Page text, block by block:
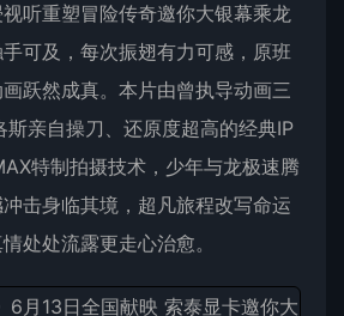
听重塑冒险传奇邀你大银幕乘龙
可及，每次振翅有力可感，原班
跃然成真。本片由曾执导动画三
斯亲自操刀、还原度超高的经典IP
特制拍摄技术，少年与龙极速腾
击身临其境，超凡旅程改写命运
处处流露更走心治愈。